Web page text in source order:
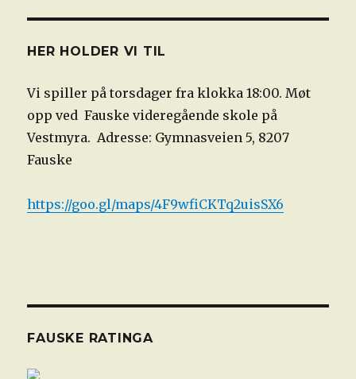
HER HOLDER VI TIL
Vi spiller på torsdager fra klokka 18:00. Møt
opp ved Fauske videregående skole på
Vestmyra. Adresse: Gymnasveien 5, 8207
Fauske
https://goo.gl/maps/4F9wfiCKTq2uisSX6
FAUSKE RATINGA